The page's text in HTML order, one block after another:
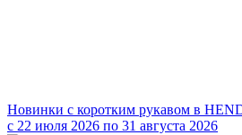
Новинки с коротким рукавом в
с 22 июля 2026 по 31 августа 2026